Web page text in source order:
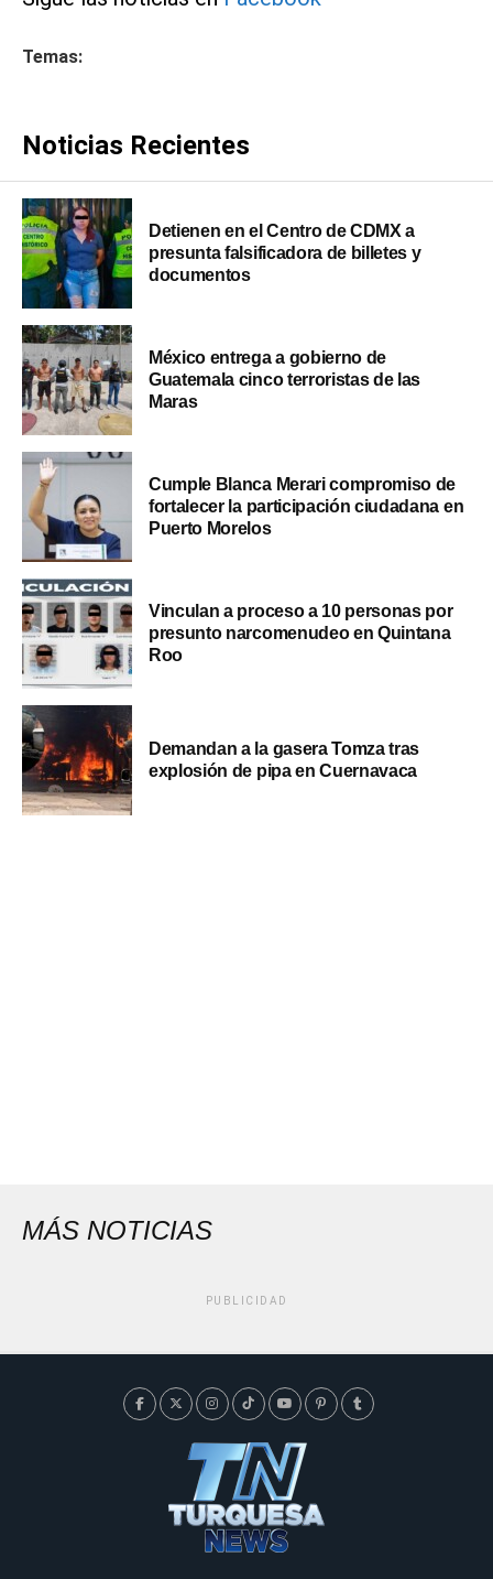
Temas:
Noticias Recientes
Detienen en el Centro de CDMX a
presunta falsificadora de billetes y
documentos
México entrega a gobierno de
Guatemala cinco terroristas de las
Maras
Cumple Blanca Merari compromiso de
fortalecer la participación ciudadana en
Puerto Morelos
Vinculan a proceso a 10 personas por
presunto narcomenudeo en Quintana
Roo
Demandan a la gasera Tomza tras
explosión de pipa en Cuernavaca
MÁS NOTICIAS
PUBLICIDAD